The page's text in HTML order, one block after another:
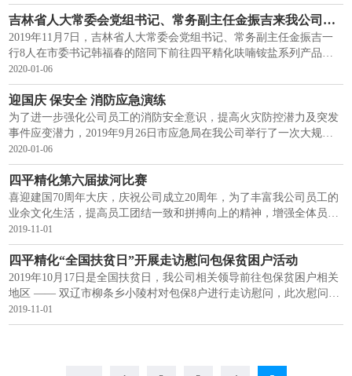
吉林省人大常委会党组书记、常务副主任金振吉来我公司梨树分厂进行调研
2019年11月7日，吉林省人大常委会党组书记、常务副主任金振吉一
行8人在市委书记韩福春的陪同下前往四平精化呋喃铵盐系列产品搬
迁改造建设项目施工现场（梨树分厂）进行调研，四平市精细化学品
有限公司董事长薛亮热情接待！
2020-01-06
迎国庆 保安全 消防应急演练
为了进一步强化公司员工的消防安全意识，提高火灾防控潜力及突发
事件应变潜力，2019年9月26日市应急局在我公司举行了一次大规模
的消防应急演练活动，应急局结合我公司的实际情况，制定了相应的
演练方案，为演练的成功举行提供了切实的保障
2020-01-06
四平精化第六届拔河比赛
喜迎建国70周年大庆，庆祝公司成立20周年，为了丰富我公司员工的
业余文化生活，提高员工团结一致和拼搏向上的精神，增强全体员工
的凝聚力、向心力和集体荣誉感，公司于2019年9月30日特举办四平
市精细化学品有限公司第六届拔河比赛。
2019-11-01
四平精化“全国扶贫日”开展走访慰问包保贫困户活动
2019年10月17日是全国扶贫日，我公司相关领导前往包保贫困户相关
地区 —— 双辽市柳条乡小陵村对包保8户进行走访慰问，此次慰问为
包保贫困户送去豆油及洗涤用品，通过我公司提供的帮助8户包保户
相继脱贫
2019-11-01